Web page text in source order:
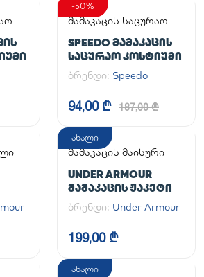
-50%
მამაკაცის საცურაო
SPEEDO ᲛᲐᲛᲐᲙᲐᲪᲘᲡ
ᲡᲐᲪᲣᲠᲐᲝ ᲙᲝᲡᲢᲘᲣᲛᲘ
ბრენდი: Speedo
94,00 ₾ 187,00 ₾
ახალი
მამაკაცის მაისური
UNDER ARMOUR
ᲛᲐᲛᲐᲙᲐᲪᲘᲡ ᲟᲐᲙᲔᲢᲘ
ბრენდი: Under Armour
199,00 ₾
ახალი